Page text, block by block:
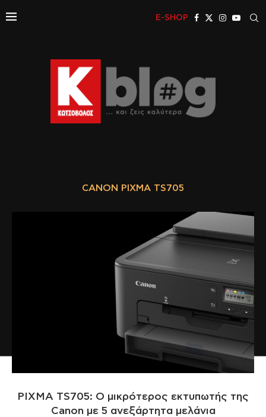
E-SHOP
CANON PIXMA TS705
PIXMA TS705: Ο μικρότερος εκτυπωτής της
Canon με 5 ανεξάρτητα μελάνια